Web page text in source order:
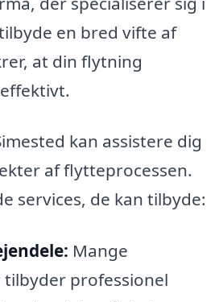
en bred vifte af
at din flytning
kan assistere dig
af flytteprocessen.
services, de kan tilbyde:
Mange
professionel